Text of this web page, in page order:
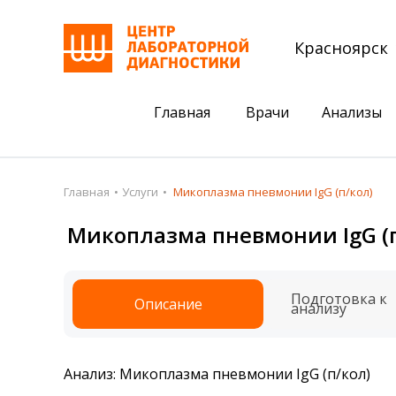
Красноярск
Главная Врачи Анализы
Пациентам
Акции
Подготовка к анализам
Получить результаты
Акции
Комплексный
Сдать клеща на
Главная Услуги Микоплазма пневмонии IgG (п/кол)
Микоплазма пневмонии IgG
Описание Подготовка к
анализу
Анализ: Микоплазма пневмонии IgG (п/кол)